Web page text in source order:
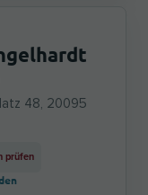
48, 20095
prüfen